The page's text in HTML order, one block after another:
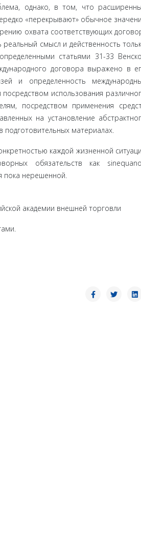
однако, в том, что
«перекрывают» обычное
охвата соответствующих
смысл и действенность
статьями 31-33
договора выражено в
и определенность
по­средством использования
посредством применения
на установление
подготови­тельных материалах.
каждой жизненной
обязательств как
пока нерешенной.
академии внешней торговли